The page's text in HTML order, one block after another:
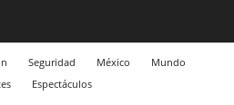
Seguridad México
Mundo
Espectáculos